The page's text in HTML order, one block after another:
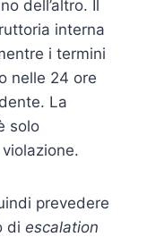
dell’altro. Il
interna
i termini
nelle 24 ore
La
solo
prevedere
di escalation